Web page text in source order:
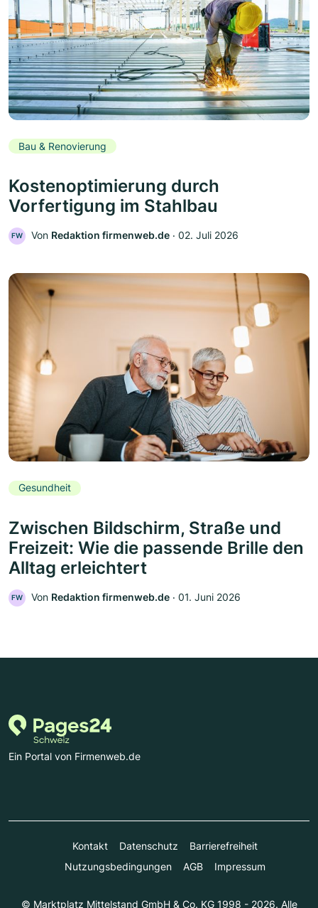
Bau & Renovierung
Kostenoptimierung durch
Vorfertigung im Stahlbau
FW Von Redaktion firmenweb.de ‧ 02. Juli 2026
Gesundheit
Zwischen Bildschirm, Straße und
Freizeit: Wie die passende Brille den
Alltag erleichtert
FW Von Redaktion firmenweb.de ‧ 01. Juni 2026
Ein Portal von Firmenweb.de
Kontakt Datenschutz
Barrierefreiheit
Nutzungsbedingungen
AGB Impressum
© Marktplatz Mittelstand GmbH & Co. KG 1998 - 2026. Alle